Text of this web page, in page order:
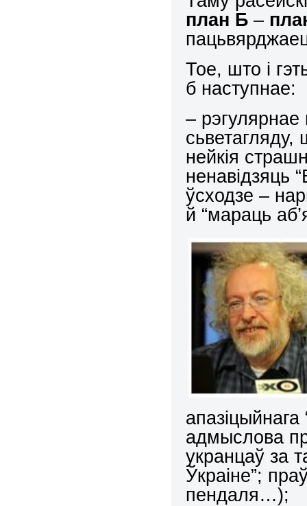
план Б –
Тое, што і
б наступнае:
–
сьветагляду,
нейкія
ненавідзяць
ўсходзе –
й “мараць
адмыслова
укранцаў за
Ўкраіне”;
пендаля…);